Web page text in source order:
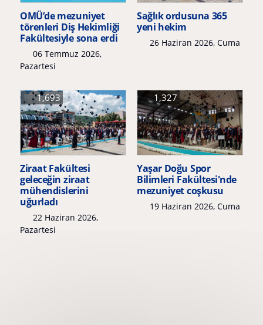
OMÜ’de mezuniyet
törenleri Diş Hekimliği
Fakültesiyle sona erdi
06 Temmuz 2026,
Pazartesi
Sağlık ordusuna 365
yeni hekim
26 Haziran 2026, Cuma
Ziraat Fakültesi
geleceğin ziraat
mühendislerini
uğurladı
22 Haziran 2026,
Pazartesi
1,693
Yaşar Doğu Spor
Bilimleri Fakültesi'nde
mezuniyet coşkusu
19 Haziran 2026, Cuma
1,327